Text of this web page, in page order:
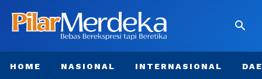
HOME NASIONAL INTERNASIONAL